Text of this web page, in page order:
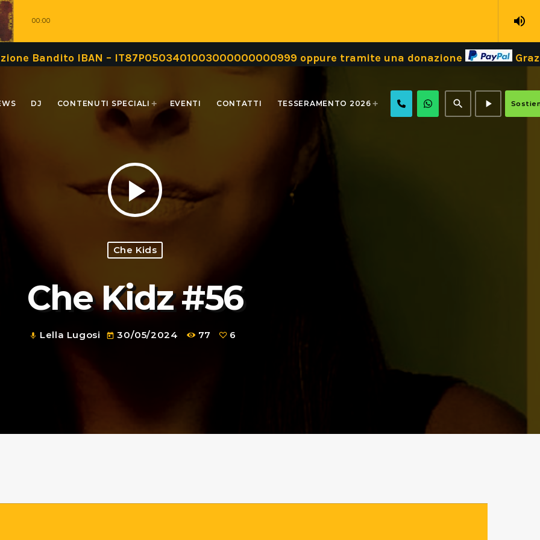
00:00 volume_up
IBAN – IT87P0503401003000000000999 oppure tramite una donazione Grazie! Dona
DJ CONTENUTI SPECIALI EVENTI CONTATTI TESSERAMENTO 2026 search play_arrow
play_arrow
Che Kids
Che Kidz #56
mic Lella Lugosi today 30/05/2024 77 6